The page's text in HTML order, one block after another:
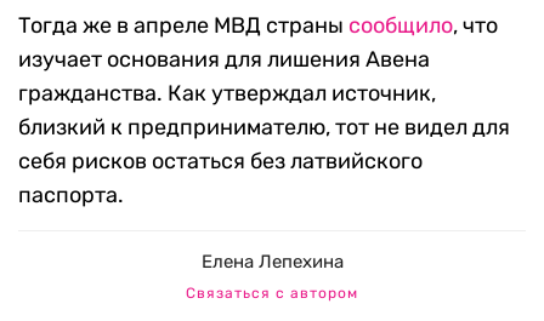
Тогда же в апреле МВД страны сообщило, что
изучает основания для лишения Авена
гражданства. Как утверждал источник,
близкий к предпринимателю, тот не видел для
себя рисков остаться без латвийского
паспорта.
Елена Лепехина
Связаться с автором